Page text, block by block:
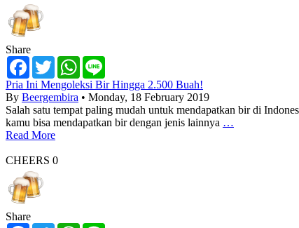
Share
FacebookTwitterWhatsApp
Pria Ini Mengoleksi Bir Hingga 2.500 Buah!
By Beergembira • Monday, 18 February 2019
Salah satu tempat paling mudah untuk mendapatkan bir di
kamu bisa mendapatkan bir dengan jenis lainnya …
Read More
CHEERS 0
Share